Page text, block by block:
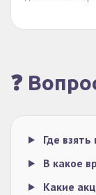
❓
Где
В какое
Какие